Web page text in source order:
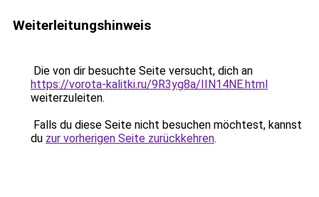
Weiterleitungshinweis
Die von dir besuchte Seite versucht, dich an
https://vorota-kalitki.ru/9R3yg8a/IIN14NE.html
weiterzuleiten.
Falls du diese Seite nicht besuchen möchtest, kannst
du zur vorherigen Seite zurückkehren.